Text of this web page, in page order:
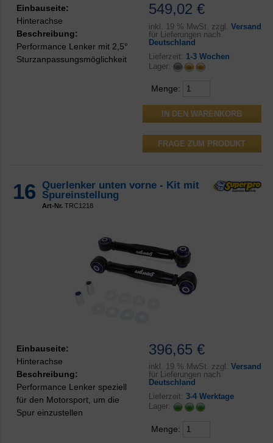
549,02 €
inkl. 19 % MwSt. zzgl. Versand
für Lieferungen nach
Deutschland
Lieferzeit: 1-3 Wochen
Lager:
Menge:
FRAGE ZUM PRODUKT
Einbauseite:
Hinterachse
Beschreibung:
Performance Lenker mit 2,5°
Sturzanpassungsmöglichkeit
16
Querlenker unten vorne - Kit mit
Spureinstellung
Art-Nr. TRC1218
396,65 €
inkl. 19 % MwSt. zzgl. Versand
für Lieferungen nach
Deutschland
Lieferzeit: 3-4 Werktage
Lager:
Menge:
Einbauseite:
Hinterachse
Beschreibung:
Performance Lenker speziell
für den Motorsport, um die
Spur einzustellen